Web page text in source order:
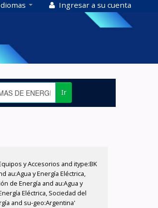
Ingresar a su cuenta
Ir
y Accesorios and itype:BK
au:Agua y Energía Eléctrica,
de Energía and au:Agua y
Eléctrica, Sociedad del
and su-geo:Argentina'